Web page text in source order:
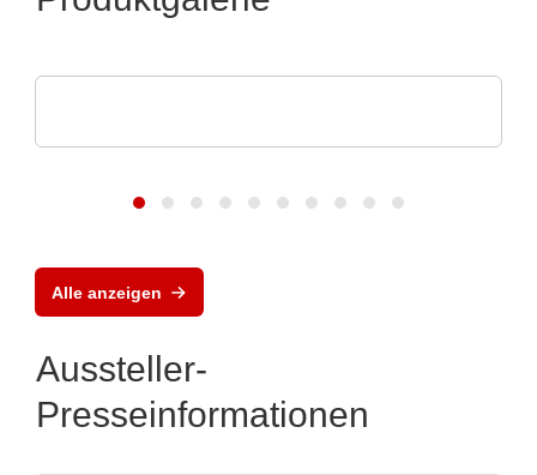
Alle anzeigen
Aussteller-
Presseinformationen